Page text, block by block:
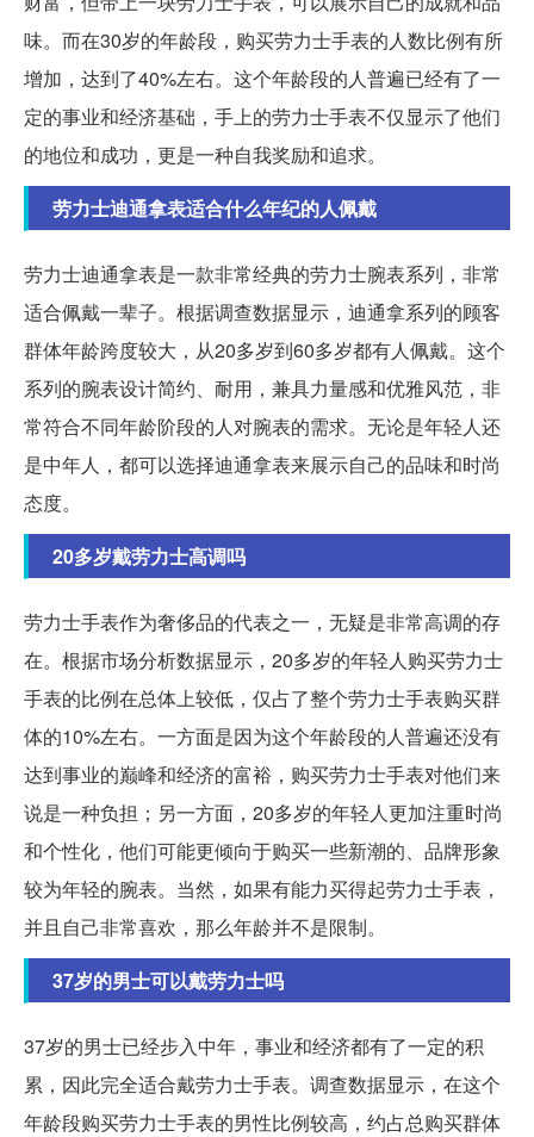
味。而在30岁的年龄段，购买劳力士手表的人数比例有所
增加，达到了40%左右。这个年龄段的人普遍已经有了一
定的事业和经济基础，手上的劳力士手表不仅显示了他们
的地位和成功，更是一种自我奖励和追求。
劳力士迪通拿表适合什么年纪的人佩戴
劳力士迪通拿表是一款非常经典的劳力士腕表系列，非常
适合佩戴一辈子。根据调查数据显示，迪通拿系列的顾客
群体年龄跨度较大，从20多岁到60多岁都有人佩戴。这个
系列的腕表设计简约、耐用，兼具力量感和优雅风范，非
常符合不同年龄阶段的人对腕表的需求。无论是年轻人还
是中年人，都可以选择迪通拿表来展示自己的品味和时尚
态度。
20多岁戴劳力士高调吗
劳力士手表作为奢侈品的代表之一，无疑是非常高调的存
在。根据市场分析数据显示，20多岁的年轻人购买劳力士
手表的比例在总体上较低，仅占了整个劳力士手表购买群
体的10%左右。一方面是因为这个年龄段的人普遍还没有
达到事业的巅峰和经济的富裕，购买劳力士手表对他们来
说是一种负担；另一方面，20多岁的年轻人更加注重时尚
和个性化，他们可能更倾向于购买一些新潮的、品牌形象
较为年轻的腕表。当然，如果有能力买得起劳力士手表，
并且自己非常喜欢，那么年龄并不是限制。
37岁的男士可以戴劳力士吗
37岁的男士已经步入中年，事业和经济都有了一定的积
累，因此完全适合戴劳力士手表。调查数据显示，在这个
年龄段购买劳力士手表的男性比例较高，约占总购买群体